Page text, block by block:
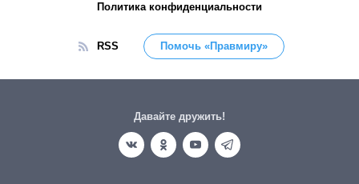
Политика конфиденциальности
RSS Помочь «Правмиру»
Давайте дружить!